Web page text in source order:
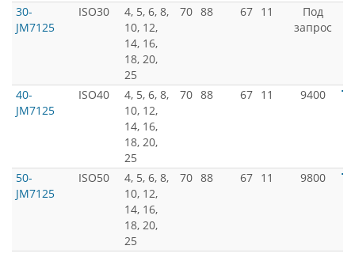
30-
JM7125
ISO30
4, 5, 6, 8,
10, 12,
14, 16,
18, 20,
25
70 88 67 11
Под
запрос
40-
JM7125
ISO40
4, 5, 6, 8,
10, 12,
14, 16,
18, 20,
25
70 88 67 11 9400
50-
JM7125
ISO50
4, 5, 6, 8,
10, 12,
14, 16,
18, 20,
25
70 88 67 11 9800